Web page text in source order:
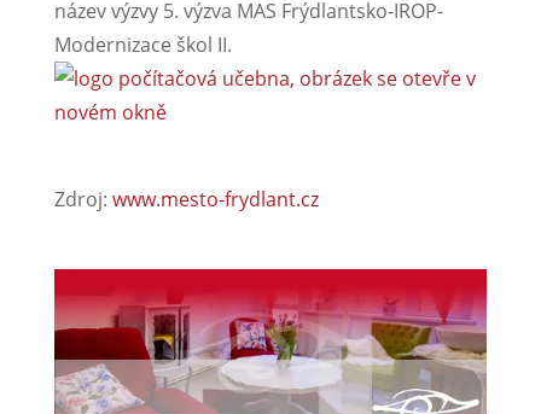
název výzvy 5. výzva MAS Frýdlantsko-IROP-
Modernizace škol II.
Zdroj: www.mesto-frydlant.cz